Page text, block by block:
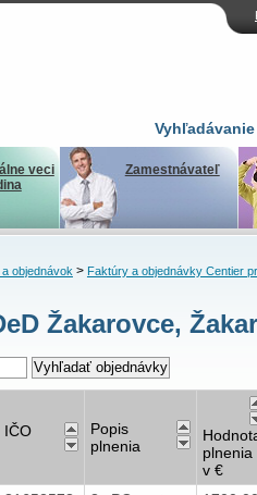
Vyhľadávanie
veci
Zamestnávateľ
objednávok> Faktúry a objednávky Centier
Žakarovce,
IČO
Popis
plnenia
plnenia
v €